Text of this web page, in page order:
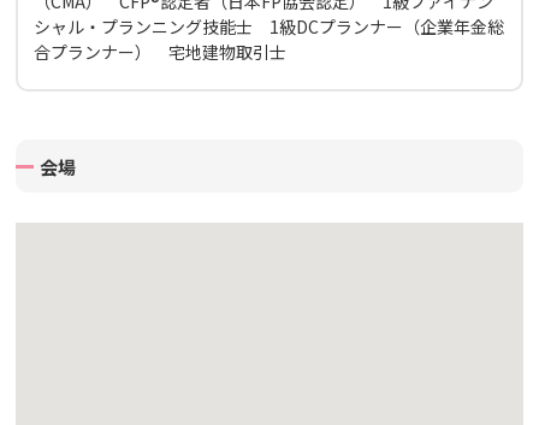
シャル・プランニング技能士 1級DCプランナー（企業年金総
合プランナー） 宅地建物取引士
会場